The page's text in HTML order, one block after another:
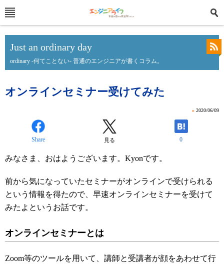
Just an ordinary day
ordinary -何てことない- 普通のエンジニアが書くコラム。
オンラインセミナー受けてみた
» 2020/06/09
Share 見る 0
みなさま、おはようございます。Kyonです。
前から気になっていたセミナーがオンラインで受けられる
という情報を得たので、早速オンラインセミナーを受けて
みたよというお話です。
オンラインセミナーとは
Zoom等のツールを用いて、講師と受講者が顔をあわせて行